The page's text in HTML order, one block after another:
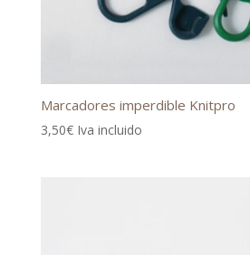
Marcadores imperdible Knitpro
3,50€ Iva incluido